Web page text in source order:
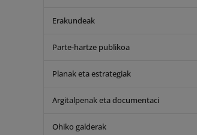
Erakundeak
Parte-hartze publikoa
Planak eta estrategiak
Argitalpenak eta documentaci
Ohiko galderak